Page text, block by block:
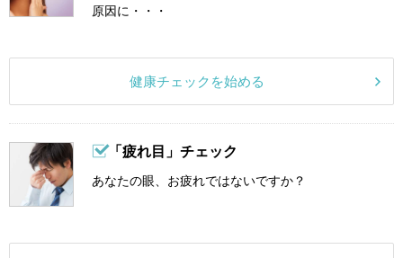
原因に・・・
健康チェックを始める
「疲れ目」チェック
あなたの眼、お疲れではないですか？